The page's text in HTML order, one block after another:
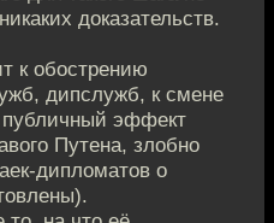
доказательств.
к обострению
дипслужб, к смене
эффект
Путена, злобно
дипломатов о